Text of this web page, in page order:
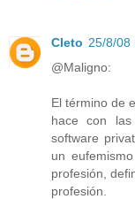
Cleto 25/8/08
@Maligno:
El término de
hace con
software
un
profesión,
profesión.